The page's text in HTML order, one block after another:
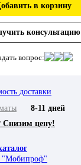
в корзину
консультацию
вопрос:
доставки
8-11 дней
Снизим цену!
"Мобипроф"